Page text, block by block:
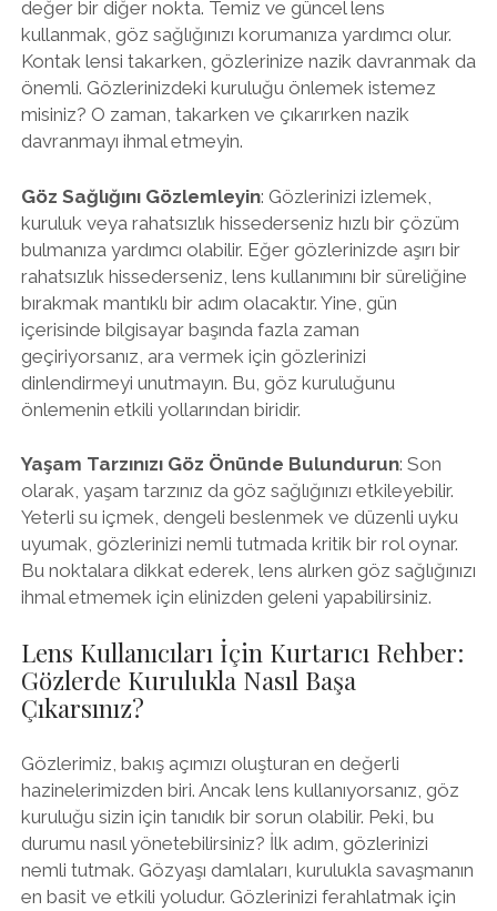
değer bir diğer nokta. Temiz ve güncel lens
kullanmak, göz sağlığınızı korumanıza yardımcı olur.
Kontak lensi takarken, gözlerinize nazik davranmak da
önemli. Gözlerinizdeki kuruluğu önlemek istemez
misiniz? O zaman, takarken ve çıkarırken nazik
davranmayı ihmal etmeyin.
Göz Sağlığını Gözlemleyin: Gözlerinizi izlemek,
kuruluk veya rahatsızlık hissederseniz hızlı bir çözüm
bulmanıza yardımcı olabilir. Eğer gözlerinizde aşırı bir
rahatsızlık hissederseniz, lens kullanımını bir süreliğine
bırakmak mantıklı bir adım olacaktır. Yine, gün
içerisinde bilgisayar başında fazla zaman
geçiriyorsanız, ara vermek için gözlerinizi
dinlendirmeyi unutmayın. Bu, göz kuruluğunu
önlemenin etkili yollarından biridir.
Yaşam Tarzınızı Göz Önünde Bulundurun: Son
olarak, yaşam tarzınız da göz sağlığınızı etkileyebilir.
Yeterli su içmek, dengeli beslenmek ve düzenli uyku
uyumak, gözlerinizi nemli tutmada kritik bir rol oynar.
Bu noktalara dikkat ederek, lens alırken göz sağlığınızı
ihmal etmemek için elinizden geleni yapabilirsiniz.
Lens Kullanıcıları İçin Kurtarıcı Rehber:
Gözlerde Kurulukla Nasıl Başa
Çıkarsınız?
Gözlerimiz, bakış açımızı oluşturan en değerli
hazinelerimizden biri. Ancak lens kullanıyorsanız, göz
kuruluğu sizin için tanıdık bir sorun olabilir. Peki, bu
durumu nasıl yönetebilirsiniz? İlk adım, gözlerinizi
nemli tutmak. Gözyaşı damlaları, kurulukla savaşmanın
en basit ve etkili yoludur. Gözlerinizi ferahlatmak için